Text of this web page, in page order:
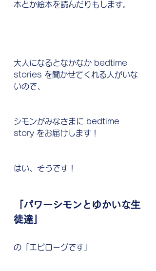
本とか絵本を読んだりもします。
大人になるとなかなか bedtime
stories を聞かせてくれる人がいな
いので、
シモンがみなさまに bedtime
story をお届けします！
はい、そうです！
「パワーシモンとゆかいな生
徒達」
の「エピローグです」